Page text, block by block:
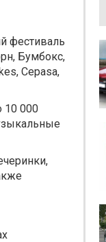
фестиваль
Бумбокс,
Cepasa,
10 000